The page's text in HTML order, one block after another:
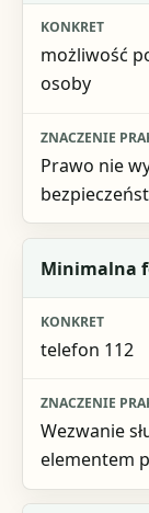
możliwość
osoby
Prawo nie
Minimalna
telefon 112
Wezwanie
elementem